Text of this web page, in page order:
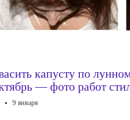
капусту по
— фото работ
9 января